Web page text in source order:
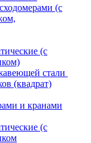
(с
(с
стали
(квадрат)
и кранами
(с